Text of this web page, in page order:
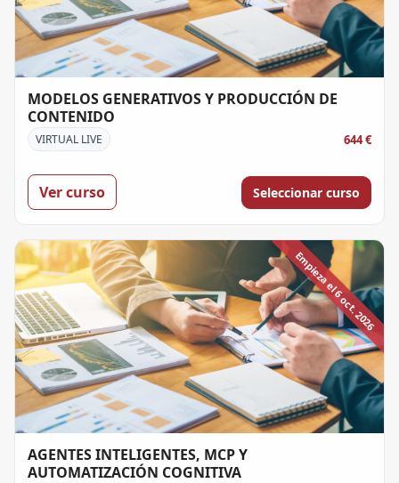
MODELOS GENERATIVOS Y PRODUCCIÓN DE
CONTENIDO
VIRTUAL LIVE 644 €
Ver curso Seleccionar curso
Empieza el 6 oct. 2026
AGENTES INTELIGENTES, MCP Y
AUTOMATIZACIÓN COGNITIVA